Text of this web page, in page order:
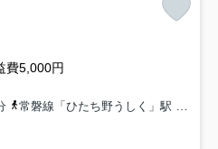
費5,000円
常磐線「ひたち野うしく」駅 徒歩51分